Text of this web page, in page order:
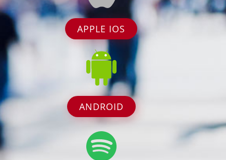
APPLE IOS
ANDROID